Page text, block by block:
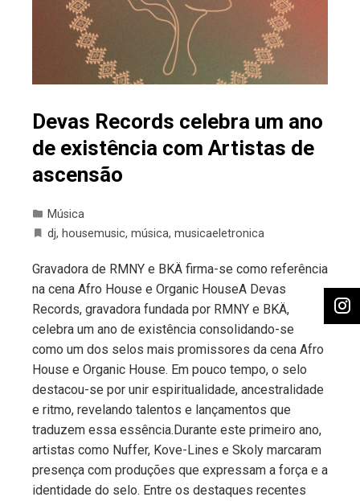
Devas Records celebra um ano
de existência com Artistas de
ascensão
Música
dj, housemusic, música, musicaeletronica
Gravadora de RMNY e BKÄ firma-se como referência
na cena Afro House e Organic HouseA Devas
Records, gravadora fundada por RMNY e BKÄ,
celebra um ano de existência consolidando-se
como um dos selos mais promissores da cena Afro
House e Organic House. Em pouco tempo, o selo
destacou-se por unir espiritualidade, ancestralidade
e ritmo, revelando talentos e lançamentos que
traduzem essa essência.Durante este primeiro ano,
artistas como Nuffer, Kove-Lines e Skoly marcaram
presença com produções que expressam a força e a
identidade do selo. Entre os destaques recentes